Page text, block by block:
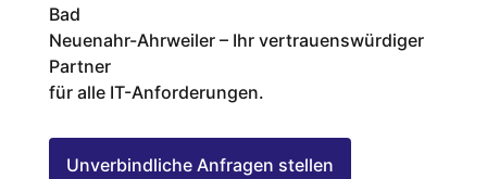
Bad
Neuenahr-Ahrweiler – Ihr vertrauenswürdiger
Partner
für alle IT-Anforderungen.
Unverbindliche Anfragen stellen